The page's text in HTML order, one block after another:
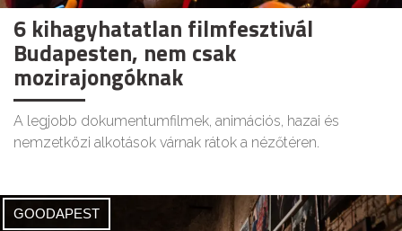
6 kihagyhatatlan filmfesztivál
Budapesten, nem csak
mozirajongóknak
A legjobb dokumentumfilmek, animációs, hazai és
nemzetközi alkotások várnak rátok a nézőtéren.
GOODAPEST